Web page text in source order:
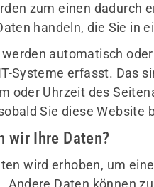
zum einen dadurch
handeln, die Sie in
automatisch
Systeme erfasst. Das
oder Uhrzeit des
Sie diese Website
wir Ihre Daten?
wird erhoben, um
Andere Daten können
Service
zur Mitgliedschaft
& Antworten